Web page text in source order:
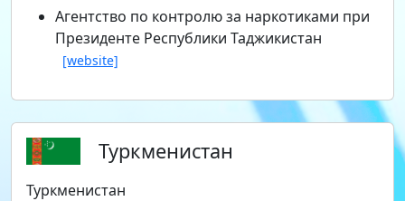
Агентство по контролю за наркотиками при
Президенте Республики Таджикистан
[website]
Туркменистан
Туркменистан